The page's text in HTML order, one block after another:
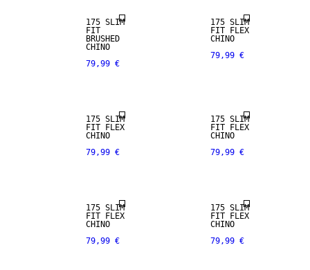
175 SLIM
FIT
BRUSHED
CHINO
79,99 €
175 SLIM
FIT FLEX
CHINO
79,99 €
175 SLIM
FIT FLEX
CHINO
79,99 €
175 SLIM
FIT FLEX
CHINO
79,99 €
175 SLIM
FIT FLEX
CHINO
79,99 €
175 SLIM
FIT FLEX
CHINO
79,99 €
NEW